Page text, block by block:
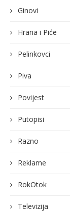
Ginovi
Hrana i Piće
Pelinkovci
Piva
Povijest
Putopisi
Razno
Reklame
RokOtok
Televizija